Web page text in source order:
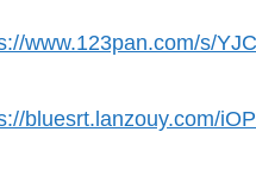
www.123pan.com/s/
bluesrt.lanzouy.com/